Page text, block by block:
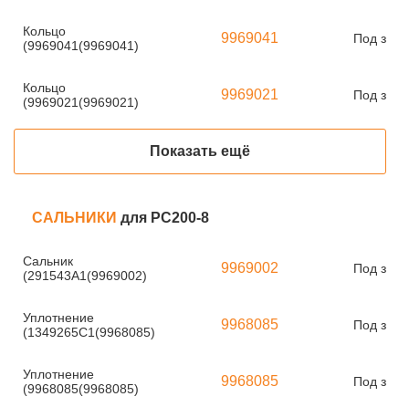
Кольцо
(9969041(9969041)
9969041 Под
Кольцо
(9969021(9969021)
9969021 Под
Показать ещё
САЛЬНИКИ для PC200-8
Сальник
(291543A1(9969002)
9969002 Под
Уплотнение
(1349265C1(9968085)
9968085 Под
Уплотнение
(9968085(9968085)
9968085 Под